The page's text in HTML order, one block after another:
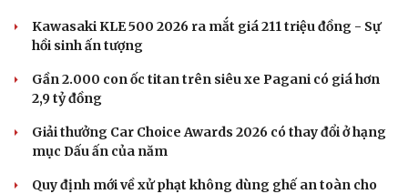
Kawasaki KLE 500 2026 ra mắt giá 211 triệu đồng - Sự
hồi sinh ấn tượng
Gần 2.000 con ốc titan trên siêu xe Pagani có giá hơn
2,9 tỷ đồng
Giải thưởng Car Choice Awards 2026 có thay đổi ở hạng
mục Dấu ấn của năm
Quy định mới về xử phạt không dùng ghế an toàn cho